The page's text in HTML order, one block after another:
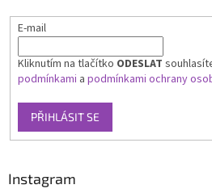
E-mail
Kliknutím na tlačítko ODESLAT
podmínkami a podmínkami ochrany
PŘIHLÁSIT SE
Instagram